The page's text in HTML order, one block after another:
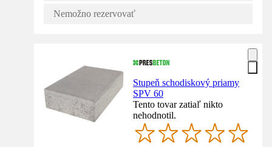
Nemožno rezervovať
Stupeň schodiskový priamy
SPV 60
Tento tovar zatiaľ nikto
nehodnotil.